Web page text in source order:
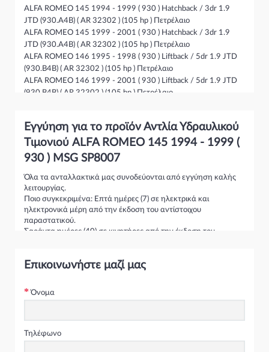
ALFA ROMEO 145 1994 - 1999 ( 930 ) Hatchback / 3dr 1.9
JTD (930.A4B) ( AR 32302 ) (105 hp ) Πετρέλαιο
ALFA ROMEO 145 1999 - 2001 ( 930 ) Hatchback / 3dr 1.9
JTD (930.A4B) ( AR 32302 ) (105 hp ) Πετρέλαιο
ALFA ROMEO 146 1995 - 1998 ( 930 ) Liftback / 5dr 1.9 JTD
(930.B4B) ( AR 32302 ) (105 hp ) Πετρέλαιο
ALFA ROMEO 146 1999 - 2001 ( 930 ) Liftback / 5dr 1.9 JTD
(930.B4B) ( AR 32302 ) (105 hp ) Πετρέλαιο
ALFA ROMEO 156 2003 - 2006 ( 932 ) S/Wagon / 5dr 2.4 JTD
(932B1) ( AR 32501 ) (136 hp ) Πετρέλαιο
ALFA ROMEO 156 1997 - 2003 ( 932 ) S/Wagon / 5dr 1.9 JTD
(932B2) ( AR 32302 ) (105 hp ) Πετρέλαιο
ALFA ROMEO 156 1997 - 2003 ( 932 ) S/Wagon / 5dr 2.4 JTD
(932B1) ( AR 32501 ) (136 hp ) Πετρέλαιο
Εγγύηση για το προϊόν Αντλία Υδραυλικού
Tιμονιού ALFA ROMEO 145 1994 - 1999 (
930 ) MSG SP8007
Όλα τα ανταλλακτικά μας συνοδεύονται από εγγύηση καλής
λειτουργίας.
Ποιο συγκεκριμένα: Επτά ημέρες (7) σε ηλεκτρικά και
ηλεκτρονικά μέρη από την έκδοση του αντίστοιχου
παραστατικού.
Σαράντα ημέρες (40) σε κινητήρες από την έκδοση του
έκδοση του αντίστοιχου παραστατικού.
δυνατότητα αντικατάστασης.
,όπως επίσης και όταν δεν υπάρχει η δυνατότητα
αντικατάστασής του.
Επικοινωνήστε μαζί μας
Όνομα
Τηλέφωνο